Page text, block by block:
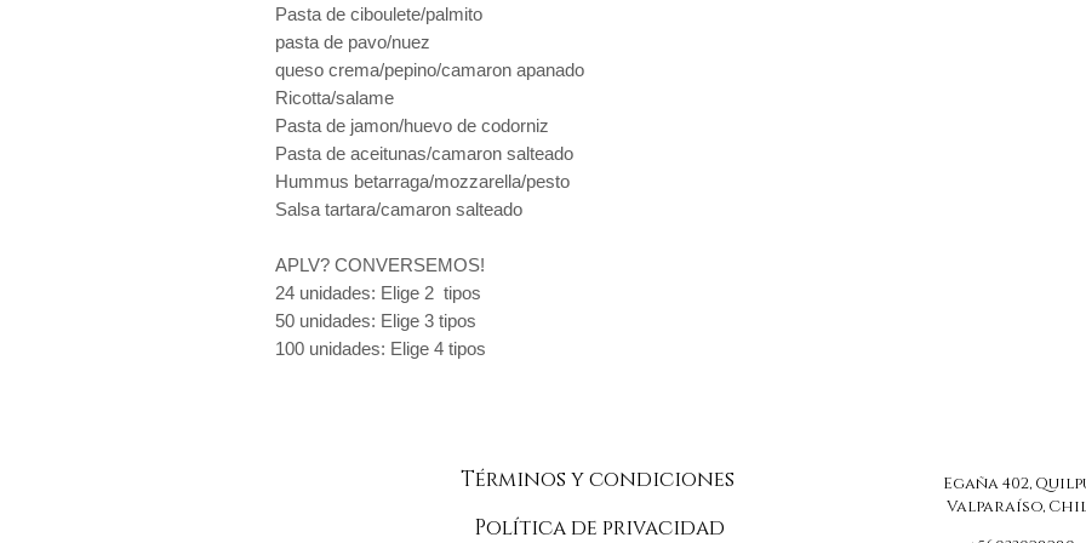
Pasta de ciboulete/palmito
pasta de pavo/nuez
queso crema/pepino/camaron apanado
Ricotta/salame
Pasta de jamon/huevo de codorniz
Pasta de aceitunas/camaron salteado
Hummus betarraga/mozzarella/pesto
Salsa tartara/camaron salteado
APLV? CONVERSEMOS!
24 unidades: Elige 2 tipos
50 unidades: Elige 3 tipos
100 unidades: Elige 4 tipos
Términos y condiciones
Política de privacidad
Egaña 402,
Valparaíso,